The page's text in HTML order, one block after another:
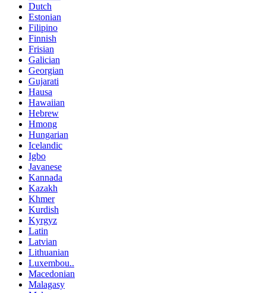
Dutch
Estonian
Filipino
Finnish
Frisian
Galician
Georgian
Gujarati
Hausa
Hawaiian
Hebrew
Hmong
Hungarian
Icelandic
Igbo
Javanese
Kannada
Kazakh
Khmer
Kurdish
Kyrgyz
Latin
Latvian
Lithuanian
Luxembou..
Macedonian
Malagasy